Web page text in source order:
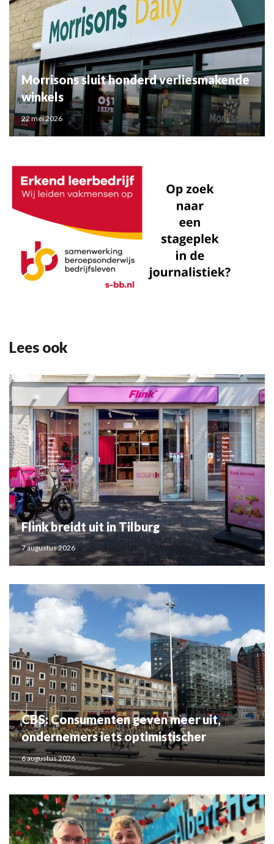
Morrisons sluit honderd verliesmakende
winkels
22 mei 2026
Lees ook
Flink breidt uit in Tilburg
7 augustus 2026
CBS: Consumenten geven meer uit,
ondernemers iets optimistischer
6 augustus 2026